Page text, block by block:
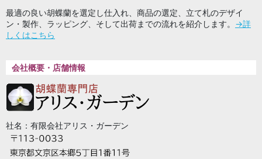
最適の良い胡蝶蘭を選定し仕入れ、商品の選定、立て札のデザイ
ン・製作、ラッピング、そして出荷までの流れを紹介します。 →詳
しくはこちら
会社概要・店舗情報
社名：有限会社アリス・ガーデン